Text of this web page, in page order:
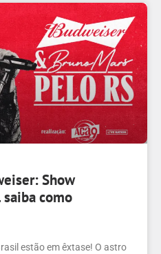
Show
como
estão em êxtase! O astro